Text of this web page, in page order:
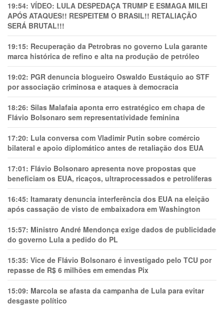
19:54: VÍDEO: LULA DESPEDAÇA TRUMP E ESMAGA MILEI
APÓS ATAQUES!! RESPEITEM O BRASIL!! RETALIAÇÃO
SERÁ BRUTAL!!!
19:15: Recuperação da Petrobras no governo Lula garante
marca histórica de refino e alta na produção de petróleo
19:02: PGR denuncia blogueiro Oswaldo Eustáquio ao STF
por associação criminosa e ataques à democracia
18:26: Silas Malafaia aponta erro estratégico em chapa de
Flávio Bolsonaro sem representatividade feminina
17:20: Lula conversa com Vladimir Putin sobre comércio
bilateral e apoio diplomático antes de retaliação dos EUA
17:01: Flávio Bolsonaro apresenta nove propostas que
beneficiam os EUA, ricaços, ultraprocessados e petrolíferas
16:45: Itamaraty denuncia interferência dos EUA na eleição
após cassação de visto de embaixadora em Washington
15:57: Ministro André Mendonça exige dados de publicidade
do governo Lula a pedido do PL
15:35: Vice de Flávio Bolsonaro é investigado pelo TCU por
repasse de R$ 6 milhões em emendas Pix
15:09: Marcola se afasta da campanha de Lula para evitar
desgaste político